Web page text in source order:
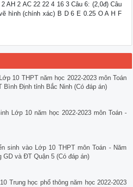
AH 2 AC 22 22 4 16 3 Câu 6: (2,0đ) Câu
hình (chính xác) B D 6 E 0.25 O A H F
10 THPT năm học 2022-2023 môn Toán
Bình Định tỉnh Bắc Ninh (Có đáp án)
Lớp 10 năm học 2022-2023 môn Toán -
sinh vào Lớp 10 THPT môn Toán - Năm
GD và ĐT Quận 5 (Có đáp án)
Trung học phổ thông năm học 2022-2023